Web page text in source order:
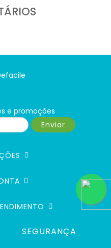
e promoções
Enviar
SEGURANÇA